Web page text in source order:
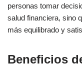
personas tomar
salud financiera, sino
más equilibrado y
Beneficios